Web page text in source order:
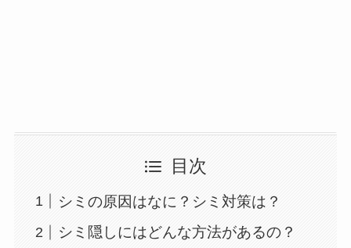
目次
シミの原因はなに？シミ対策は？
シミ隠しにはどんな方法があるの？